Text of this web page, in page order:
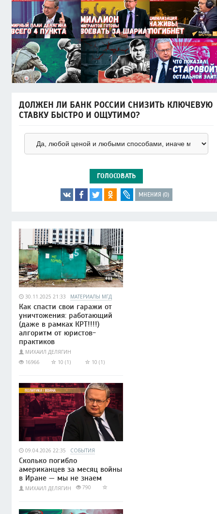
ДОЛЖЕН ЛИ БАНК РОССИИ СНИЗИТЬ КЛЮЧЕВУЮ
СТАВКУ БЫСТРО И ОЩУТИМО?
ГОЛОСОВАТЬ
МНЕНИЯ (0)
30.11.2025 21:33 МАТЕРИАЛЫ МГД
Как спасти свои гаражи от
уничтожения: работающий
(даже в рамках КРТ!!!!)
алгоритм от юристов-
практиков
МИХАИЛ ДЕЛЯГИН
16966
10 (1) 10 (1)
09.04.2026 22:35 СОБЫТИЯ
Сколько погибло
американцев за месяц войны
в Иране — мы не знаем
МИХАИЛ ДЕЛЯГИН 790